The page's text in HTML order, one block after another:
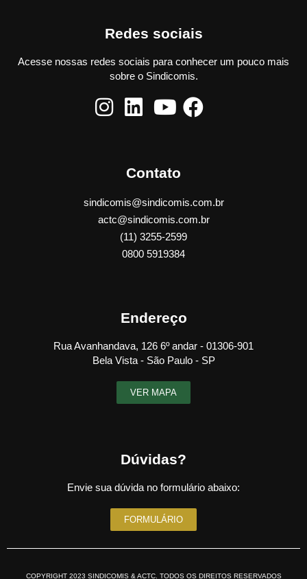
Redes sociais
Acesse nossas redes sociais para conhecer um pouco mais
sobre o Sindicomis.
Contato
sindicomis@sindicomis.com.br
actc@sindicomis.com.br
(11) 3255-2599
0800 5919384
Endereço
Rua Avanhandava, 126 6º andar - 01306-901
Bela Vista - São Paulo - SP
VER MAPA
Dúvidas?
Envie sua dúvida no formulário abaixo:
FORMULÁRIO
COPYRIGHT 2023 SINDICOMIS & ACTC. TODOS OS DIREITOS RESERVADOS